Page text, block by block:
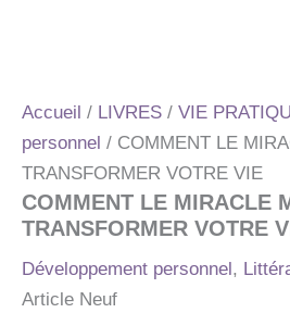
Accueil / LIVRES / VIE
personnel / COMMENT LE
TRANSFORMER VOTRE VIE
COMMENT LE MIRACLE
TRANSFORMER VOTRE
Développement personnel,
Article Neuf